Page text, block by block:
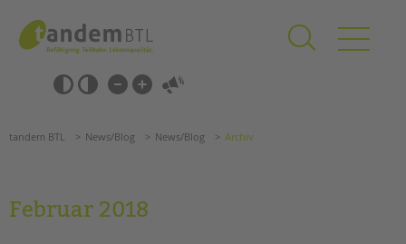
springen
Barrierefrei-
Einstellungen
überspringen
überspringen
tandem BTL News/Blog News/Blog Archiv
Februar 2018